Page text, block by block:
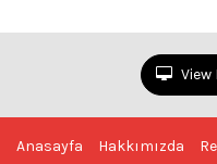
Anasayfa Hakkımızda